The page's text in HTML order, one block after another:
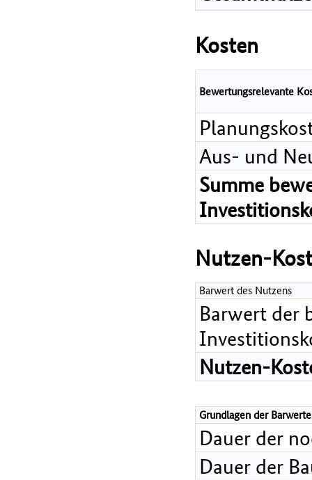
Kosten
Bewertungsrelevante
Aus- und
Summe
Nutzen-
Barwert des Nutzens
Barwert der
Nutzen-
Grundlagen der
Dauer der
Dauer der